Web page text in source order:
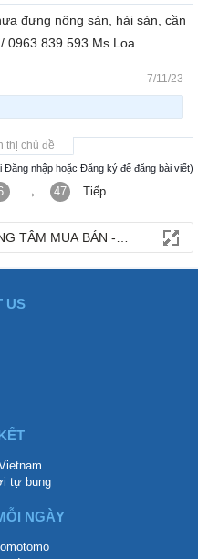
đựng nông sản, hải sản, cần
0963.839.593 Ms.Loa
7/11/23
thị chủ đề
Đăng nhập hoặc Đăng ký để đăng bài viết)
→ 47 Tiếp
TÂM MUA BÁN - RAO VẶT
US
tự bung
NGÀY